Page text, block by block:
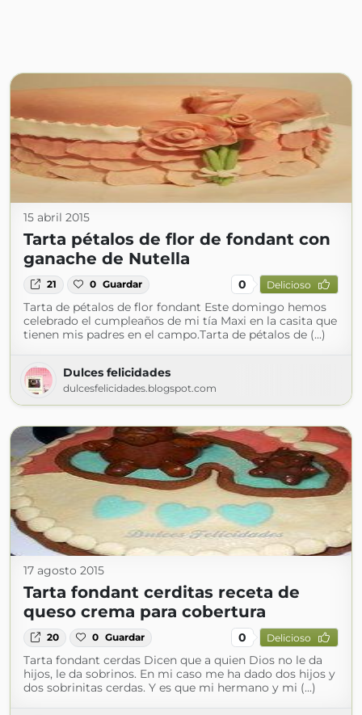
15 abril 2015
Tarta pétalos de flor de fondant con
ganache de Nutella
21 0 Guardar 0 Delicioso
Tarta de pétalos de flor fondant Este domingo hemos
celebrado el cumpleaños de mi tía Maxi en la casita que
tienen mis padres en el campo.Tarta de pétalos de (...)
Dulces felicidades
dulcesfelicidades.blogspot.com
17 agosto 2015
Tarta fondant cerditas receta de
queso crema para cobertura
20 0 Guardar 0 Delicioso
Tarta fondant cerdas Dicen que a quien Dios no le da
hijos, le da sobrinos. En mi caso me ha dado dos hijos y
dos sobrinitas cerdas. Y es que mi hermano y mi (...)